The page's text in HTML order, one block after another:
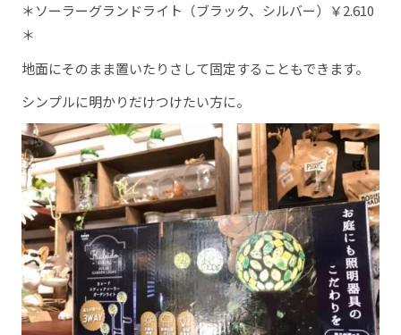
＊ソーラーグランドライト（ブラック、シルバー）￥2.610
＊
地面にそのまま置いたりさして固定することもできます。
シンプルに明かりだけつけたい方に。